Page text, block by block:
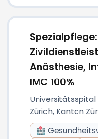
Spezialpflege:
Anästhesie,
IMC 100%
Universitätsspital
Zürich, Kanton
🏥